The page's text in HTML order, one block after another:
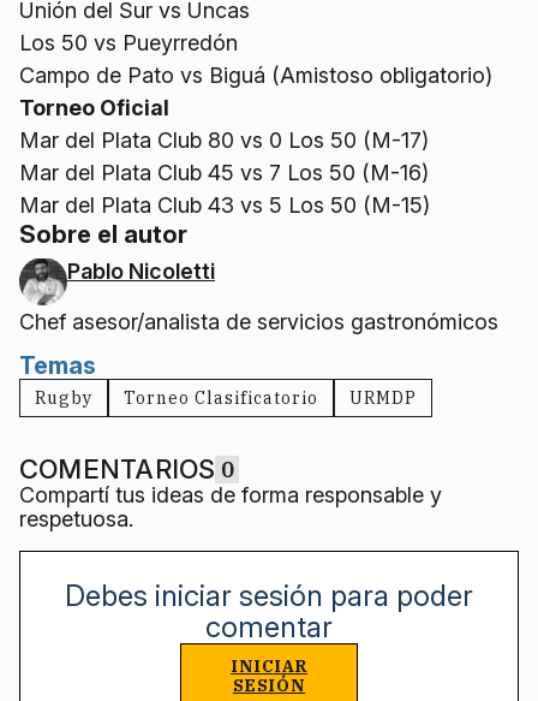
Unión del Sur vs Uncas
Los 50 vs Pueyrredón
Campo de Pato vs Biguá (Amistoso obligatorio)
Torneo Oficial
Mar del Plata Club 80 vs 0 Los 50 (M-17)
Mar del Plata Club 45 vs 7 Los 50 (M-16)
Mar del Plata Club 43 vs 5 Los 50 (M-15)
Sobre el autor
Pablo Nicoletti
Chef asesor/analista de servicios gastronómicos
Temas
Rugby Torneo Clasificatorio URMDP
COMENTARIOS 0
Compartí tus ideas de forma responsable y
respetuosa.
Debes iniciar sesión para poder
comentar
INICIAR
SESIÓN